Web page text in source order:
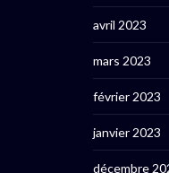
avril 2023
mars 2023
février 2023
janvier 2023
décembre